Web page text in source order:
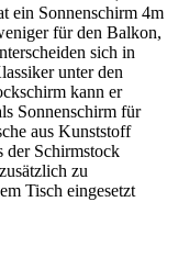
ein Sonnenschirm 4m
für den Balkon,
sich in
unter den
kann er
Sonnenschirm für
aus Kunststoff
der Schirmstock
zu
Tisch eingesetzt